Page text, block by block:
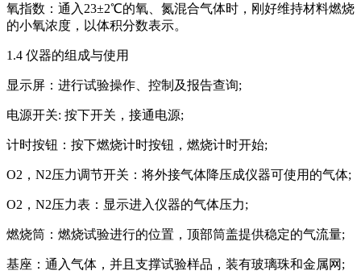
氧指数：通入23±2℃的氧、氮混合气体时，刚好维持材料燃烧
的小氧浓度，以体积分数表示。
1.4 仪器的组成与使用
显示屏：进行试验操作、控制及报告查询;
电源开关: 按下开关，接通电源;
计时按钮：按下燃烧计时按钮，燃烧计时开始;
O2，N2压力调节开关：将外接气体降压成仪器可使用的气体;
O2，N2压力表：显示进入仪器的气体压力;
燃烧筒：燃烧试验进行的位置，顶部筒盖提供稳定的气流量;
基座：通入气体，并且支撑试验样品，装有玻璃珠和金属网;